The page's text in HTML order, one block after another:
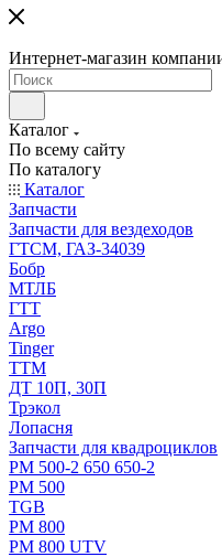
Интернет-магазин
Каталог
По всему сайту
По каталогу
Каталог
Запчасти
Запчасти для вездеходов
ГТСМ, ГАЗ-34039
Бобр
МТЛБ
ГТТ
Argo
Tinger
ТТМ
ДТ 10П, 30П
Трэкол
Лопасня
Запчасти для квадроциклов
РМ 500-2 650 650-2
РМ 500
TGB
РМ 800
РМ 800 UTV